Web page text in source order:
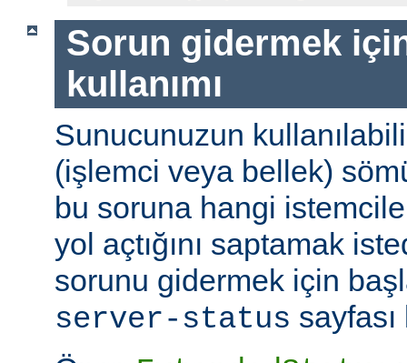
Sorun gidermek
kullanımı
Sunucunuzun
(işlemci veya bellek)
bu soruna hangi
yol açtığını saptamak
sorunu gidermek için
server-status